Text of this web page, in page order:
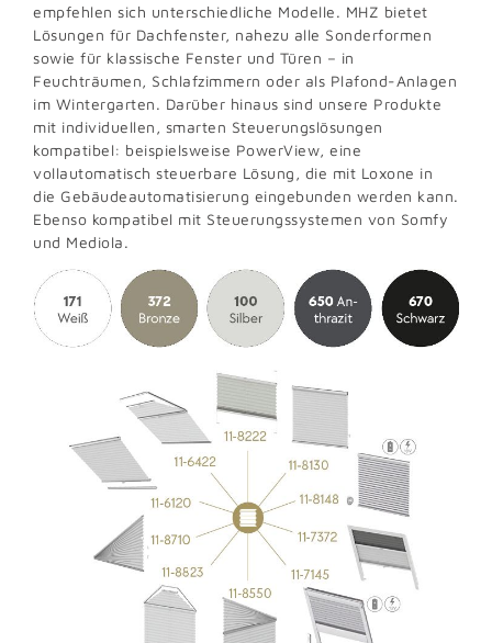
empfehlen sich unterschiedliche Modelle. MHZ bietet
Lösungen für Dachfenster, nahezu alle Sonderformen
sowie für klassische Fenster und Türen – in
Feuchträumen, Schlafzimmern oder als Plafond-Anlagen
im Wintergarten. Darüber hinaus sind unsere Produkte
mit individuellen, smarten Steuerungslösungen
kompatibel: beispielsweise PowerView, eine
vollautomatisch steuerbare Lösung, die mit Loxone in
die Gebäudeautomatisierung eingebunden werden kann.
Ebenso kompatibel mit Steuerungssystemen von Somfy
und Mediola.